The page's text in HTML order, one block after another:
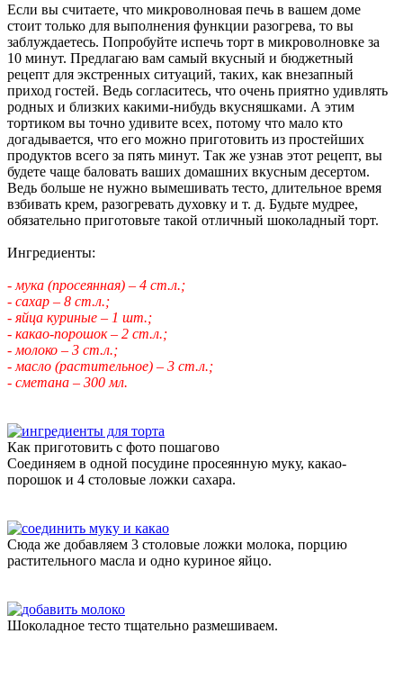
Если вы считаете, что микроволновая печь в вашем доме
стоит только для выполнения функции разогрева, то вы
заблуждаетесь. Попробуйте испечь торт в микроволновке за
10 минут. Предлагаю вам самый вкусный и бюджетный
рецепт для экстренных ситуаций, таких, как внезапный
приход гостей. Ведь согласитесь, что очень приятно удивлять
родных и близких какими-нибудь вкусняшками. А этим
тортиком вы точно удивите всех, потому что мало кто
догадывается, что его можно приготовить из простейших
продуктов всего за пять минут. Так же узнав этот рецепт, вы
будете чаще баловать ваших домашних вкусным десертом.
Ведь больше не нужно вымешивать тесто, длительное время
взбивать крем, разогревать духовку и т. д. Будьте мудрее,
обязательно приготовьте такой отличный шоколадный торт.
Ингредиенты:
- мука (просеянная) – 4 ст.л.;
- сахар – 8 ст.л.;
- яйца куриные – 1 шт.;
- какао-порошок – 2 ст.л.;
- молоко – 3 ст.л.;
- масло (растительное) – 3 ст.л.;
- сметана – 300 мл.
Как приготовить с фото пошагово
Соединяем в одной посудине просеянную муку, какао-
порошок и 4 столовые ложки сахара.
Сюда же добавляем 3 столовые ложки молока, порцию
растительного масла и одно куриное яйцо.
Шоколадное тесто тщательно размешиваем.